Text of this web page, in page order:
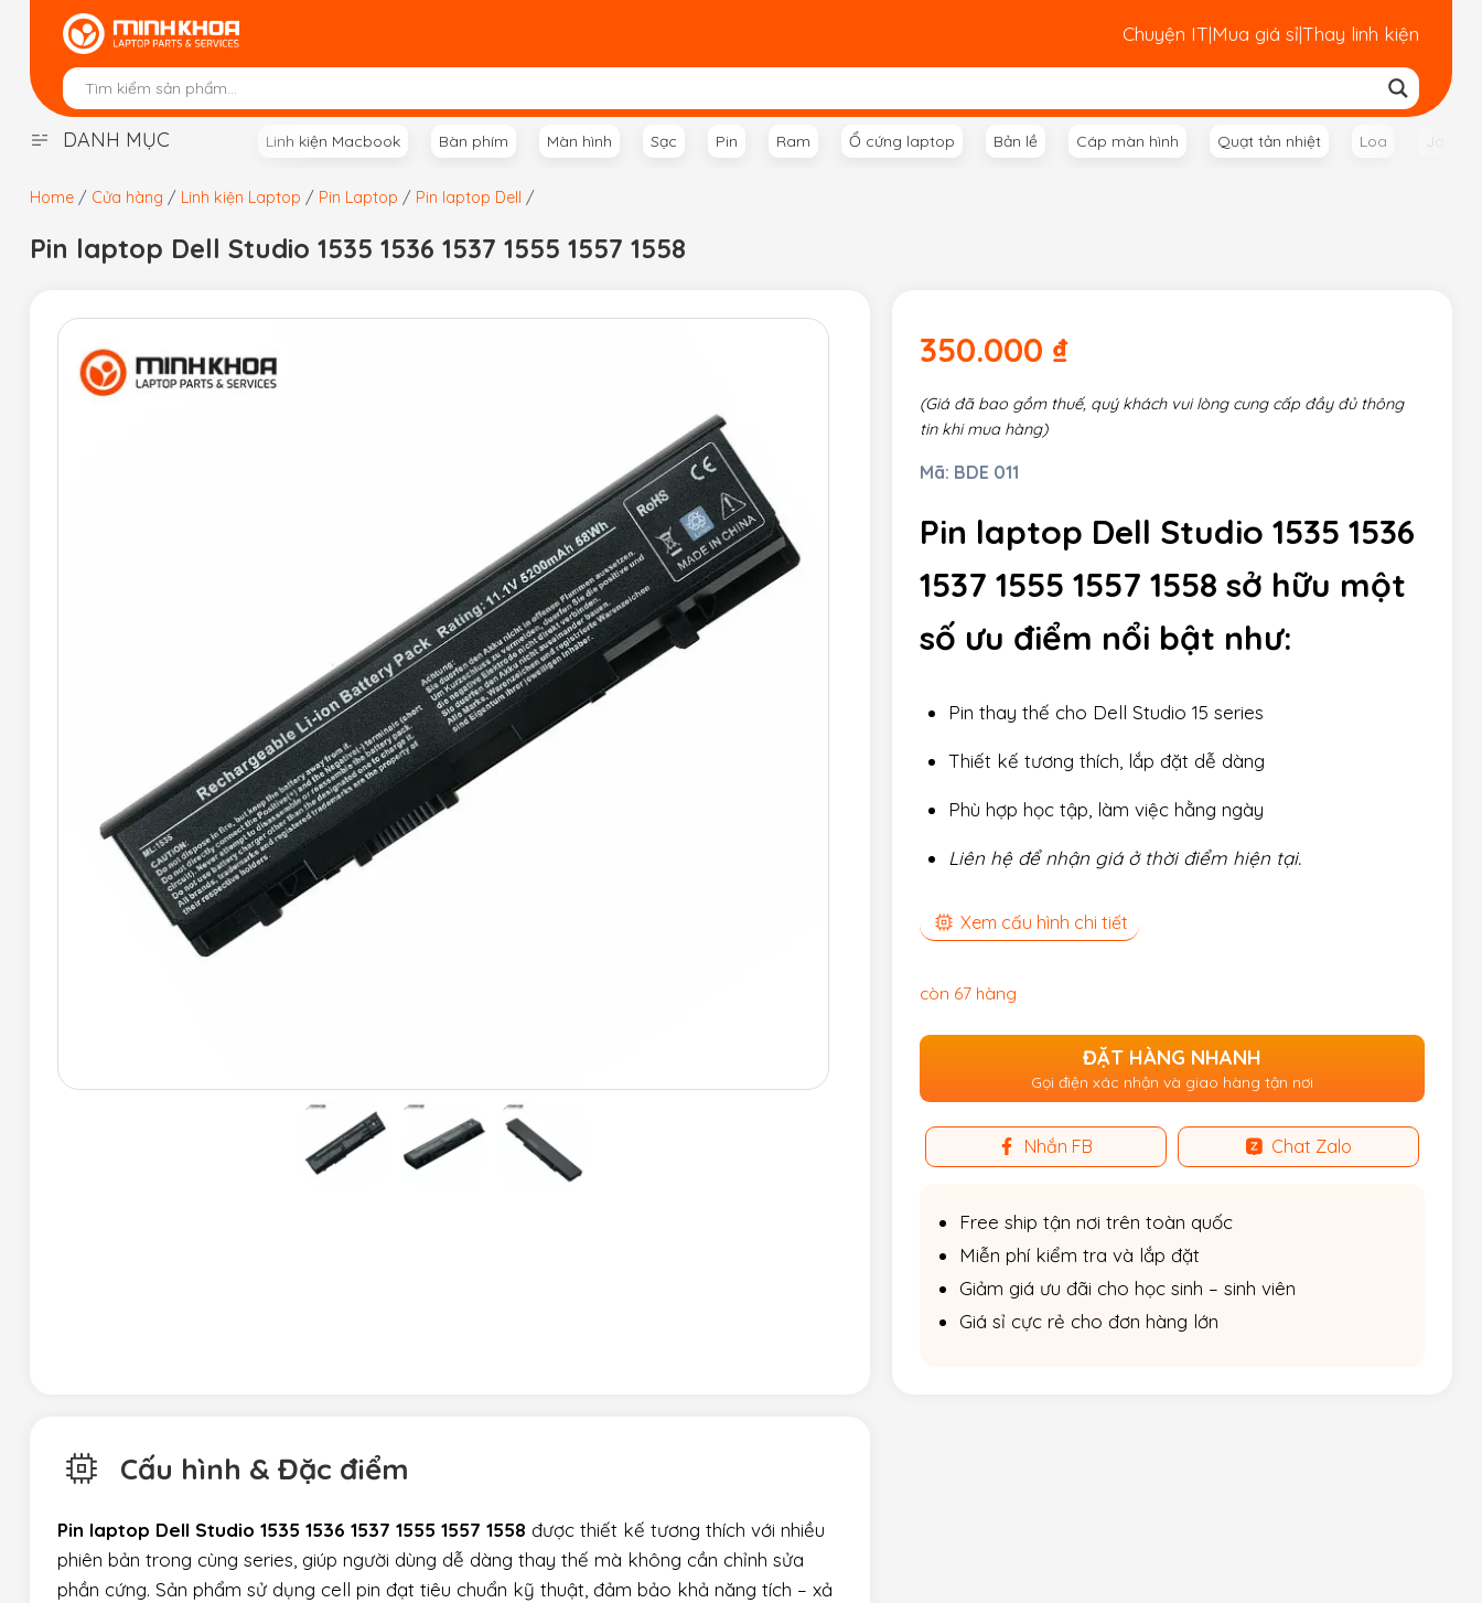
content
Chuyện IT|Mua giá sỉ|Thay linh kiện
Linh kiện Macbook Bàn phím Màn hình Sạc Pin Ram Ổ cứng laptop Bản lề Cáp màn hình Quạt tản nhiệt Loa Jack
DANH MỤC
Home / Cửa hàng / Linh kiện Laptop / Pin Laptop / Pin laptop Dell /
Pin laptop Dell Studio 1535 1536 1537 1555 1557 1558
350.000 ₫
(Giá đã bao gồm thuế, quý khách vui lòng cung cấp đầy đủ thông
tin khi mua hàng)
Mã: BDE 011
Pin laptop Dell Studio 1535 1536
1537 1555 1557 1558 sở hữu một
số ưu điểm nổi bật như:
Pin thay thế cho Dell Studio 15 series
Thiết kế tương thích, lắp đặt dễ dàng
Phù hợp học tập, làm việc hằng ngày
Liên hệ để nhận giá ở thời điểm hiện tại.
Xem cấu hình chi tiết
còn 67 hàng
ĐẶT HÀNG NHANH
Gọi điện xác nhận và giao hàng tận nơi
Nhắn FB Chat Zalo
Free ship tận nơi trên toàn quốc
Miễn phí kiểm tra và lắp đặt
Giảm giá ưu đãi cho học sinh – sinh viên
Giá sỉ cực rẻ cho đơn hàng lớn
Cấu hình & Đặc điểm
Pin laptop Dell Studio 1535 1536 1537 1555 1557 1558 được thiết kế tương thích với nhiều
phiên bản trong cùng series, giúp người dùng dễ dàng thay thế mà không cần chỉnh sửa
phần cứng. Sản phẩm sử dụng cell pin đạt tiêu chuẩn kỹ thuật, đảm bảo khả năng tích – xả